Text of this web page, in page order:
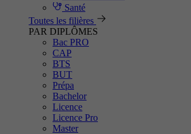
Santé
Toutes les filières
PAR DIPLÔMES
Bac PRO
CAP
BTS
BUT
Prépa
Bachelor
Licence
Licence Pro
Master